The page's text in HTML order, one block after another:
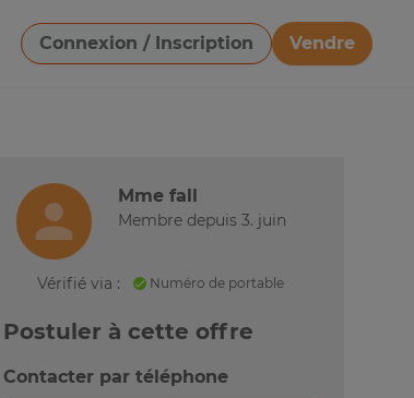
Connexion / Inscription
Vendre
Télécharger une image
Mme fall
Membre depuis 3. juin
Vérifié via : Numéro de portable
Postuler à cette offre
Contacter par téléphone